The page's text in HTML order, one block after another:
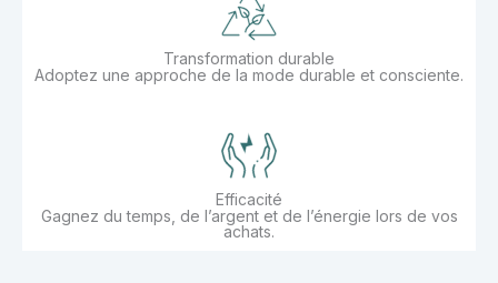
Transformation durable
Adoptez une approche de la mode durable et consciente.
Efficacité
Gagnez du temps, de l’argent et de l’énergie lors de vos
achats.